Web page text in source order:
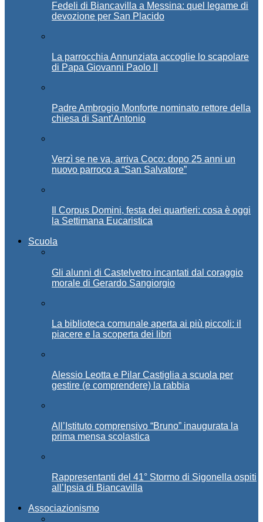
Fedeli di Biancavilla a Messina: quel legame di
devozione per San Placido
La parrocchia Annunziata accoglie lo scapolare
di Papa Giovanni Paolo II
Padre Ambrogio Monforte nominato rettore della
chiesa di Sant’Antonio
Verzì se ne va, arriva Coco: dopo 25 anni un
nuovo parroco a “San Salvatore”
Il Corpus Domini, festa dei quartieri: cosa è oggi
la Settimana Eucaristica
Scuola
Gli alunni di Castelvetro incantati dal coraggio
morale di Gerardo Sangiorgio
La biblioteca comunale aperta ai più piccoli: il
piacere e la scoperta dei libri
Alessio Leotta e Pilar Castiglia a scuola per
gestire (e comprendere) la rabbia
All’Istituto comprensivo “Bruno” inaugurata la
prima mensa scolastica
Rappresentanti del 41° Stormo di Sigonella ospiti
all’Ipsia di Biancavilla
Associazionismo